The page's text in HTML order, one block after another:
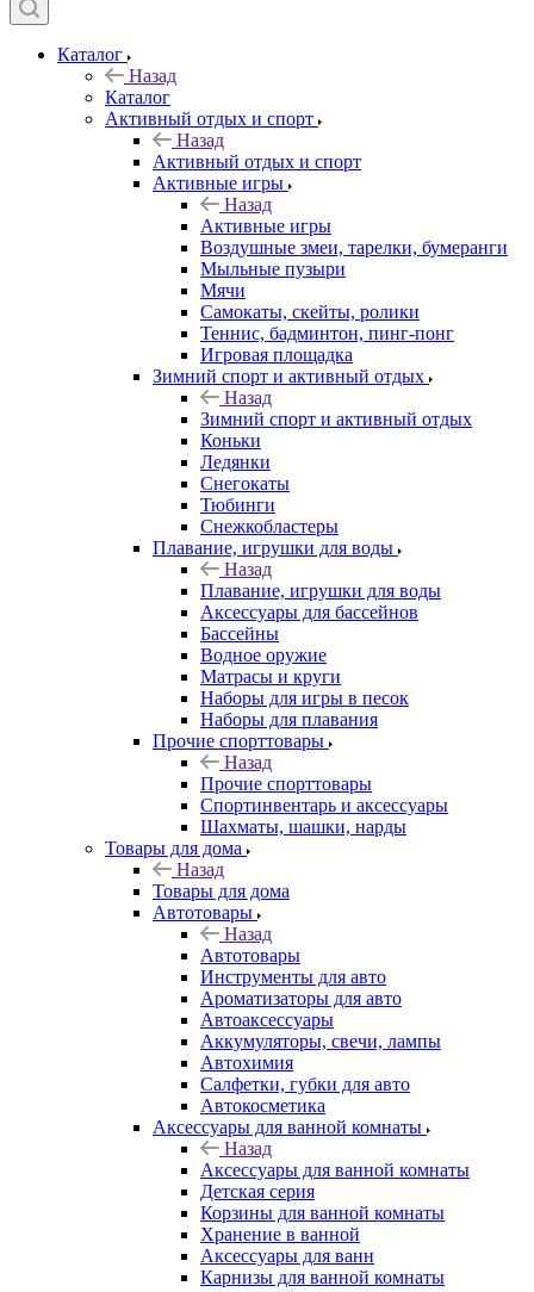
Каталог
Назад
Каталог
Активный отдых и спорт
Назад
Активный отдых и спорт
Активные игры
Назад
Активные игры
Воздушные змеи, тарелки, бумеранги
Мыльные пузыри
Мячи
Самокаты, скейты, ролики
Теннис, бадминтон, пинг-понг
Игровая площадка
Зимний спорт и активный отдых
Назад
Зимний спорт и активный отдых
Коньки
Ледянки
Снегокаты
Тюбинги
Снежкобластеры
Плавание, игрушки для воды
Назад
Плавание, игрушки для воды
Аксессуары для бассейнов
Бассейны
Водное оружие
Матрасы и круги
Наборы для игры в песок
Наборы для плавания
Прочие спорттовары
Назад
Прочие спорттовары
Спортинвентарь и аксессуары
Шахматы, шашки, нарды
Товары для дома
Назад
Товары для дома
Автотовары
Назад
Автотовары
Инструменты для авто
Ароматизаторы для авто
Автоаксессуары
Аккумуляторы, свечи, лампы
Автохимия
Салфетки, губки для авто
Автокосметика
Аксессуары для ванной комнаты
Назад
Аксессуары для ванной комнаты
Детская серия
Корзины для ванной комнаты
Хранение в ванной
Аксессуары для ванн
Карнизы для ванной комнаты